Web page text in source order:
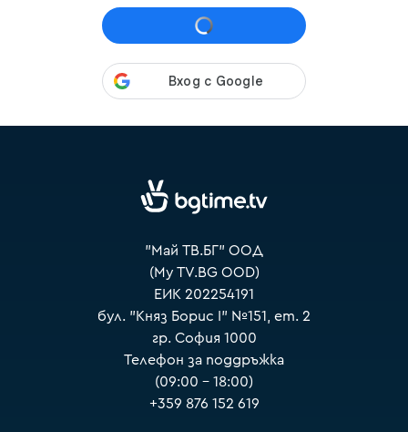
"Май ТВ.БГ" ООД
(My TV.BG OOD)
ЕИК 202254191
бул. "Княз Борис I" №151, ет. 2
гр. София 1000
Телефон за поддръжка
(09:00 – 18:00)
+359 876 152 619